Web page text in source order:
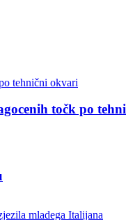
točk po